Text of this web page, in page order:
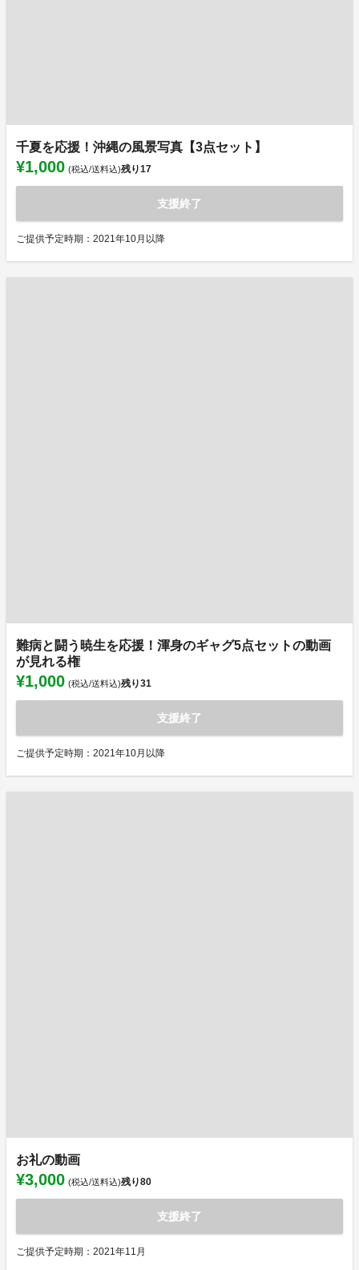
千夏を応援！沖縄の風景写真【3点セット】
¥1,000 (税込/送料込)残り17
支援終了
ご提供予定時期：2021年10月以降
難病と闘う暁生を応援！渾身のギャグ5点セットの動画
が見れる権
¥1,000 (税込/送料込)残り31
支援終了
ご提供予定時期：2021年10月以降
お礼の動画
¥3,000 (税込/送料込)残り80
支援終了
ご提供予定時期：2021年11月